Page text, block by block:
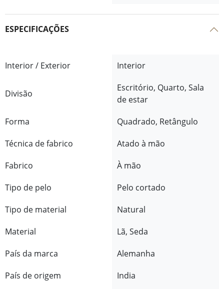
ESPECIFICAÇÕES
Interior / Exterior Interior
Divisão
Escritório, Quarto, Sala
de estar
Forma
Quadrado, Retângulo
Técnica de fabrico
Atado à mão
Fabrico
À mão
Tipo de pelo
Pelo cortado
Tipo de material
Natural
Material
Lã, Seda
País da marca
Alemanha
País de origem
India